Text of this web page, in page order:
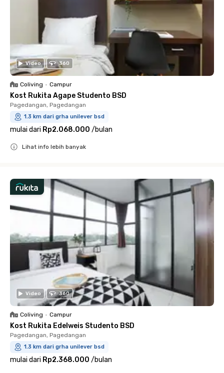
Video 360
Coliving • Campur
Kost Rukita Agape Studento BSD
Pagedangan, Pagedangan
1.3 km dari grha unilever bsd
mulai dari Rp2.068.000 /bulan
Lihat info lebih banyak
Video 360
Coliving • Campur
Kost Rukita Edelweis Studento BSD
Pagedangan, Pagedangan
1.3 km dari grha unilever bsd
mulai dari Rp2.368.000 /bulan